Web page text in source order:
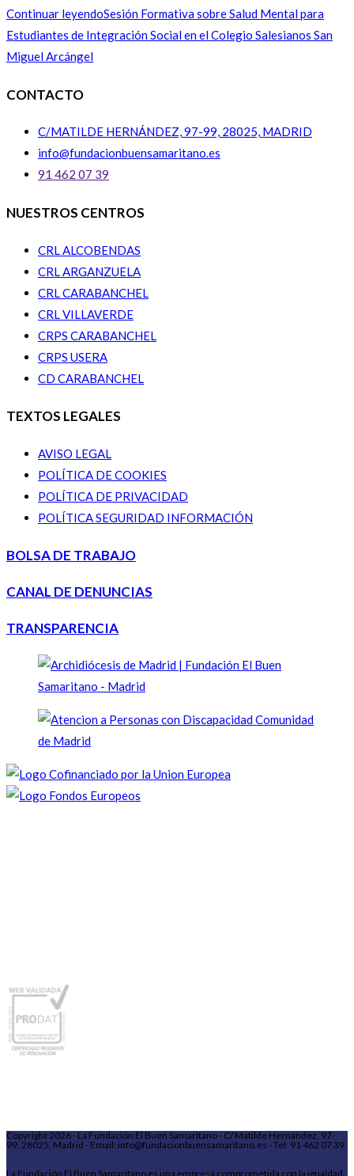
Continuar leyendoSesión Formativa sobre Salud Mental para
Estudiantes de Integración Social en el Colegio Salesianos San
Miguel Arcángel
CONTACTO
C/MATILDE HERNÁNDEZ, 97-99, 28025, MADRID
info@fundacionbuensamaritano.es
91 462 07 39
NUESTROS CENTROS
CRL ALCOBENDAS
CRL ARGANZUELA
CRL CARABANCHEL
CRL VILLAVERDE
CRPS CARABANCHEL
CRPS USERA
CD CARABANCHEL
TEXTOS LEGALES
AVISO LEGAL
POLÍTICA DE COOKIES
POLÍTICA DE PRIVACIDAD
POLÍTICA SEGURIDAD INFORMACIÓN
BOLSA DE TRABAJO
CANAL DE DENUNCIAS
TRANSPARENCIA
Copyright 2026 - La Fundación El Buen Samaritano - C/ Matilde Hernández, 97-
99, 28025, Madrid - Email: info@fundacionbuensamaritano.es - Tel: 91 462 07 39
La Fundación El Buen Samaritano es una empresa comprometida con la igualdad,